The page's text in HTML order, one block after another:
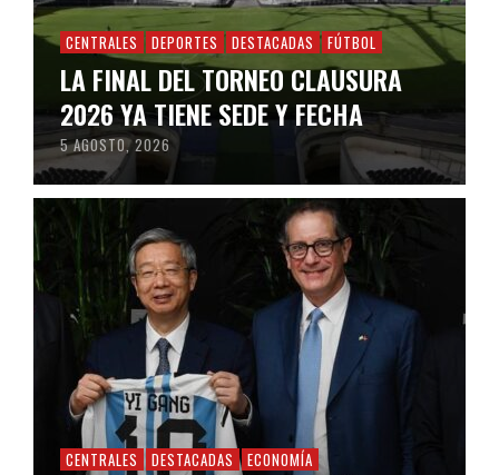
CENTRALES DEPORTES DESTACADAS FÚTBOL
LA FINAL DEL TORNEO CLAUSURA
2026 YA TIENE SEDE Y FECHA
5 AGOSTO, 2026
CENTRALES DESTACADAS ECONOMÍA